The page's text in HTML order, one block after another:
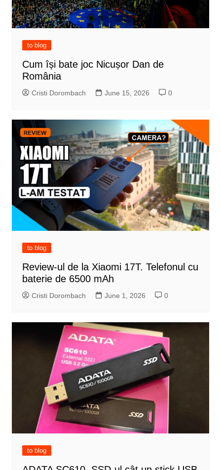
to blog
Cum își bate joc Nicușor Dan de
România
Cristi Dorombach June 15, 2026 0
to blog
Review-ul de la Xiaomi 17T. Telefonul cu
baterie de 6500 mAh
Cristi Dorombach June 1, 2026 0
to blog